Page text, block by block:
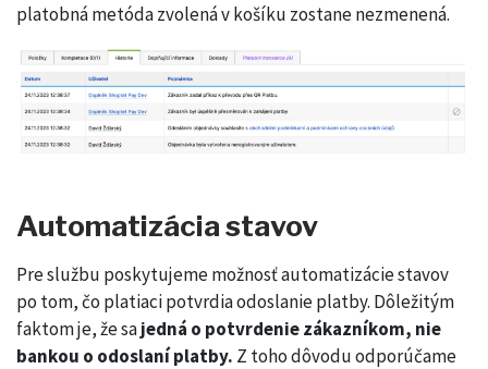
platobná metóda zvolená v košíku zostane nezmenená.
Automatizácia stavov
Pre službu poskytujeme možnosť automatizácie stavov
po tom, čo platiaci potvrdia odoslanie platby. Dôležitým
faktom je, že sajedná o potvrdenie zákazníkom, nie
bankou o odoslaní platby. Z toho dôvodu odporúčame